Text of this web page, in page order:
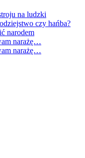
na ludzki
czy hańba?
narodem
narażę…
narażę…